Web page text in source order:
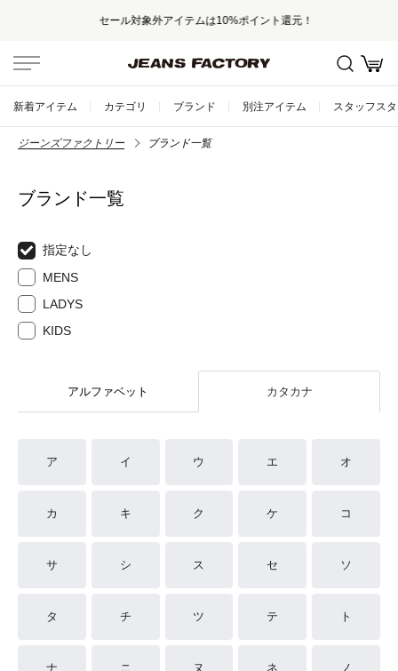
セール対象外アイテムは10%ポイント還元！
新着アイテム カテゴリ ブランド 別注アイテム スタッフス
ジーンズファクトリー ブランド一覧
ブランド一覧
指定なし
MENS
LADYS
KIDS
アルファベット カタカナ
ア イ ウ エ オ
カ キ ク ケ コ
サ シ ス セ ソ
タ チ ツ テ ト
ナ ニ ヌ ネ ノ